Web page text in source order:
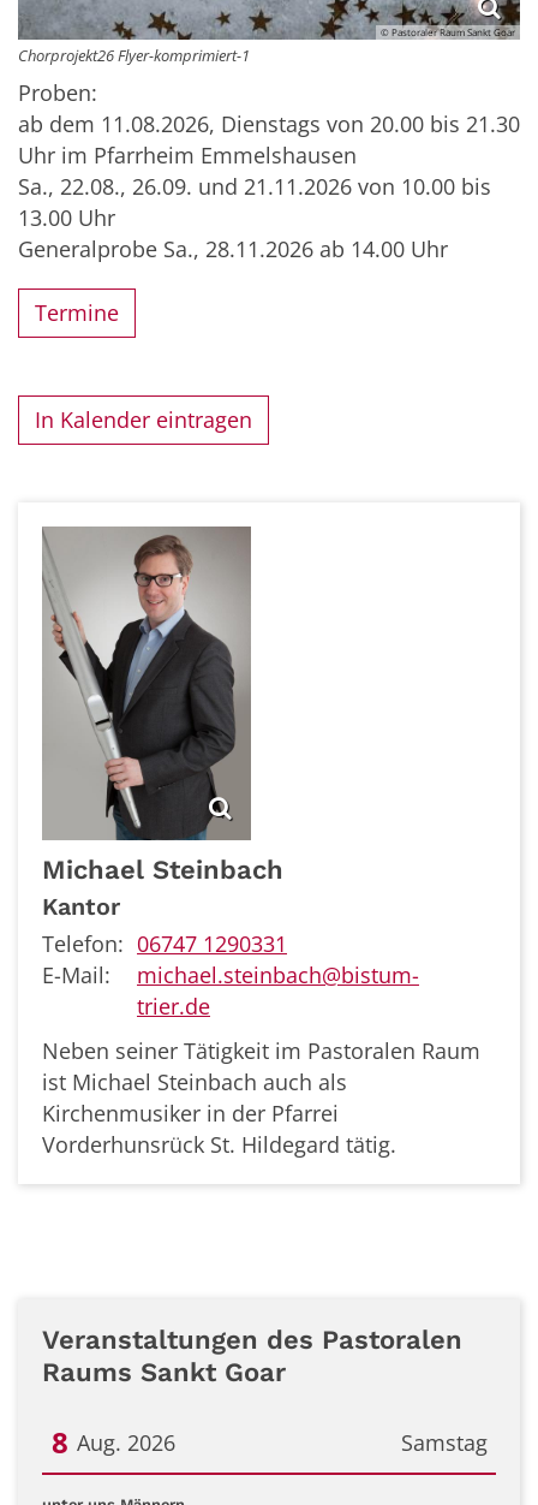
© Pastoraler Raum Sankt Goar
Chorprojekt26 Flyer-komprimiert-1
Proben:
ab dem 11.08.2026, Dienstags von 20.00 bis 21.30
Uhr im Pfarrheim Emmelshausen
Sa., 22.08., 26.09. und 21.11.2026 von 10.00 bis
13.00 Uhr
Generalprobe Sa., 28.11.2026 ab 14.00 Uhr
Termine
In Kalender eintragen
Michael Steinbach
Kantor
Telefon: 06747 1290331
E-Mail:
michael.steinbach@bistum-
trier.de
Neben seiner Tätigkeit im Pastoralen Raum
ist Michael Steinbach auch als
Kirchenmusiker in der Pfarrei
Vorderhunsrück St. Hildegard tätig.
Veranstaltungen des Pastoralen
Raums Sankt Goar
Samstag
8 Aug. 2026
Datum: 8. August 2026